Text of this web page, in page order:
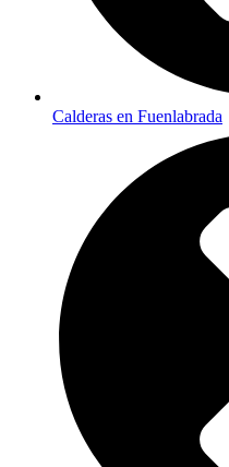
Calderas en Fuenlabrada